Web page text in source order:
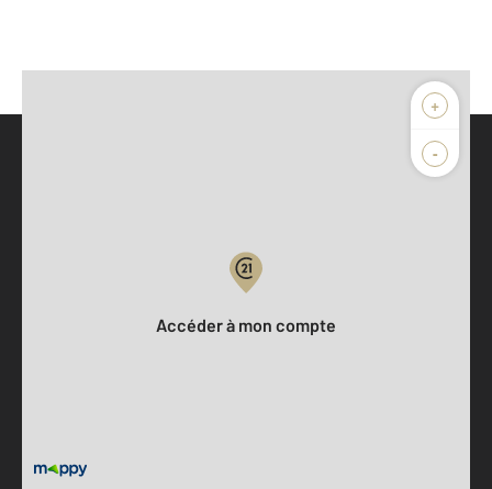
+
-
Accéder à mon compte